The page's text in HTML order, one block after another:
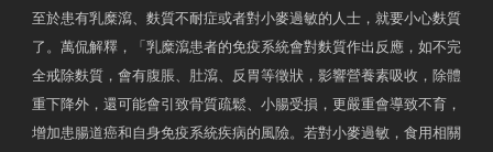
至於患有乳糜瀉、麩質不耐症或者對小麥過敏的人士，就要小心麩質
了。萬侃解釋，「乳糜瀉患者的免疫系統會對麩質作出反應，如不完
全戒除麩質，會有腹脹、肚瀉、反胃等徵狀，影響營養素吸收，除體
重下降外，還可能會引致骨質疏鬆、小腸受損，更嚴重會導致不育，
增加患腸道癌和自身免疫系統疾病的風險。若對小麥過敏，食用相關